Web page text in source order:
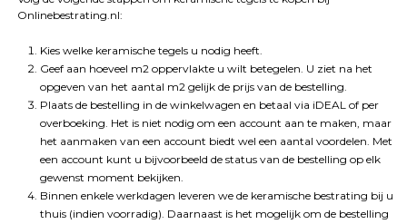
Onlinebestrating.nl:
Kies welke keramische tegels u nodig heeft.
Geef aan hoeveel m2 oppervlakte u wilt betegelen. U ziet na het
opgeven van het aantal m2 gelijk de prijs van de bestelling.
Plaats de bestelling in de winkelwagen en betaal via iDEAL of per
overboeking. Het is niet nodig om een account aan te maken, maar
het aanmaken van een account biedt wel een aantal voordelen. Met
een account kunt u bijvoorbeeld de status van de bestelling op elk
gewenst moment bekijken.
Binnen enkele werkdagen leveren we de keramische bestrating bij u
thuis (indien voorradig). Daarnaast is het mogelijk om de bestelling